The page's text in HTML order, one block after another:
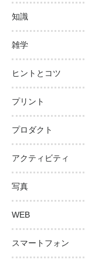
知識
雑学
ヒントとコツ
プリント
プロダクト
アクティビティ
写真
WEB
スマートフォン